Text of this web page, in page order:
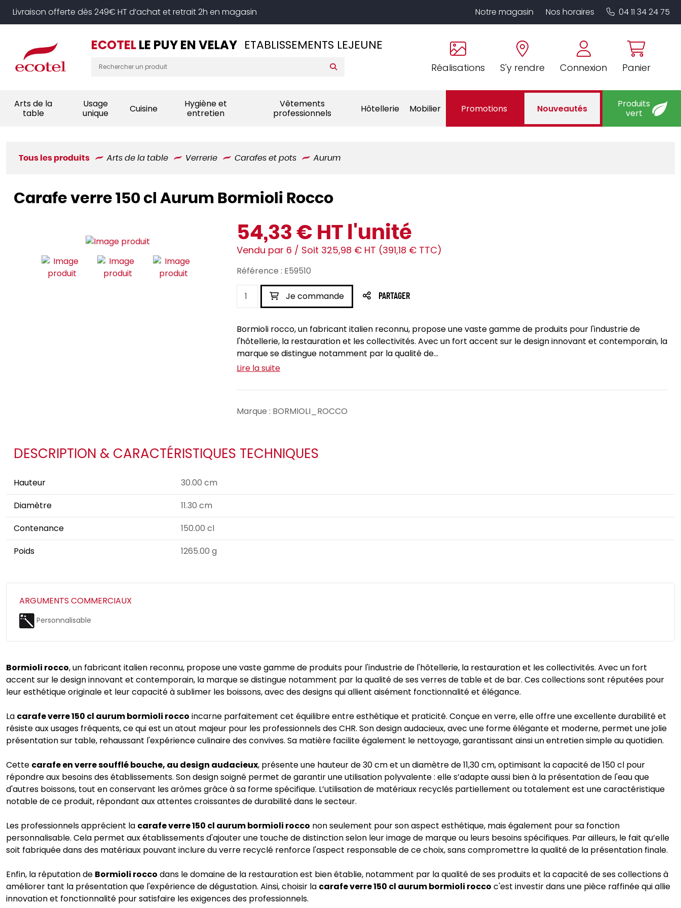
Livraison offerte dès 249€ HT d’achat et retrait 2h en magasin
Réalisations S'y rendre Connexion Panier
ECOTELLE PUY EN VELAY ETABLISSEMENTS LEJEUNE
Notre magasin Nos horaires 04 11 34 24 75
Arts de la
table
Usage
unique
Cuisine
Hygiène et
entretien
Vêtements
professionnels
Hôtellerie Mobilier Promotions Nouveautés
Produits
vert
Tous les produits Arts de la table Verrerie Carafes et pots Aurum
Carafe verre 150 cl Aurum Bormioli Rocco
54,33 € HT l'unité
Vendu par 6 / Soit 325,98 € HT (391,18 € TTC)
Référence : E59510
Je commande PARTAGER
Bormioli rocco, un fabricant italien reconnu, propose une vaste gamme de produits pour l'industrie de
l'hôtellerie, la restauration et les collectivités. Avec un fort accent sur le design innovant et contemporain, la
marque se distingue notamment par la qualité de...
Lire la suite
Marque : BORMIOLI_ROCCO
DESCRIPTION & CARACTÉRISTIQUES TECHNIQUES
Hauteur
30.00 cm
Diamètre
11.30 cm
Contenance
150.00 cl
Poids
1265.00 g
ARGUMENTS COMMERCIAUX
Personnalisable
Bormioli rocco, un fabricant italien reconnu, propose une vaste gamme de produits pour l'industrie de l'hôtellerie, la restauration et les collectivités. Avec un fort
accent sur le design innovant et contemporain, la marque se distingue notamment par la qualité de ses verres de table et de bar. Ces collections sont réputées pour
leur esthétique originale et leur capacité à sublimer les boissons, avec des designs qui allient aisément fonctionnalité et élégance.
La carafe verre 150 cl aurum bormioli rocco incarne parfaitement cet équilibre entre esthétique et praticité. Conçue en verre, elle offre une excellente durabilité et
résiste aux usages fréquents, ce qui est un atout majeur pour les professionnels des CHR. Son design audacieux, avec une forme élégante et moderne, permet une jolie
présentation sur table, rehaussant l'expérience culinaire des convives. Sa matière facilite également le nettoyage, garantissant ainsi un entretien simple au quotidien.
Cette carafe en verre soufflé bouche, au design audacieux, présente une hauteur de 30 cm et un diamètre de 11,30 cm, optimisant la capacité de 150 cl pour
répondre aux besoins des établissements. Son design soigné permet de garantir une utilisation polyvalente : elle s’adapte aussi bien à la présentation de l'eau que
d'autres boissons, tout en conservant les arômes grâce à sa forme spécifique. L’utilisation de matériaux recyclés partiellement ou totalement est une caractéristique
notable de ce produit, répondant aux attentes croissantes de durabilité dans le secteur.
Les professionnels apprécient la carafe verre 150 cl aurum bormioli rocco non seulement pour son aspect esthétique, mais également pour sa fonction
personnalisable. Cela permet aux établissements d'ajouter une touche de distinction selon leur image de marque ou leurs besoins spécifiques. Par ailleurs, le fait qu’elle
soit fabriquée dans des matériaux pouvant inclure du verre recyclé renforce l'aspect responsable de ce choix, sans compromettre la qualité de la présentation finale.
Enfin, la réputation de Bormioli rocco dans le domaine de la restauration est bien établie, notamment par la qualité de ses produits et la capacité de ses collections à
améliorer tant la présentation que l'expérience de dégustation. Ainsi, choisir la carafe verre 150 cl aurum bormioli rocco c'est investir dans une pièce raffinée qui allie
innovation et fonctionnalité pour satisfaire les exigences des professionnels.
Panneau de gestion des cookies